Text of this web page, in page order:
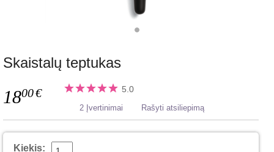
Skaistalų teptukas
1800€ 5.0
2 Įvertinimai Rašyti atsiliepimą
Kiekis: